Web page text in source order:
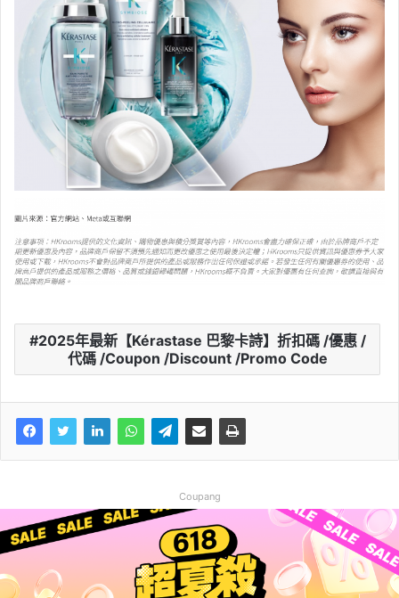
2025年最新【Kérastase 巴黎卡詩】折扣碼 /優惠 /
代碼 /Coupon /Discount /Promo Code
Coupang